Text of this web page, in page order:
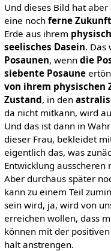
Und dieses Bild hat
eine noch ferne Zukunft
Erde aus ihrem
seelisches Dasein. Das
Posaunen, wenn die
siebente Posaune
von ihrem physischen
Zustand, in den
da nicht mitkann, wird
Und das ist dann in
dieser Frau, bekleidet
eigentlich das, was
Entwicklung
Aber durchaus später
kann zu einem Teil
sein wird, ja, wird von
erreichen wollen, dass
können mit der
halt anstrengen.